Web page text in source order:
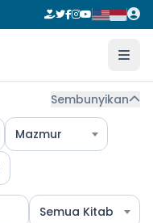
Sembunyikan
Mazmur
Semua Kitab